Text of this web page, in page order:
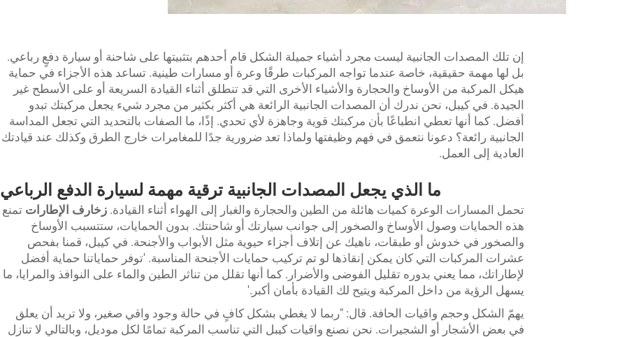
إن تلك المصدات الجانبية ليست مجرد أشياء جميلة الشكل قام أحدهم بتثبيتها على شاحنة أو سيارة دفعٍ رباعي.
بل لها مهمة حقيقية، خاصة عندما تواجه المركبات طرقًا وعرة أو مسارات طينية. تساعد هذه الأجزاء في حماية
هيكل المركبة من الأوساخ والحجارة والأشياء الأخرى التي قد تنطلق أثناء القيادة السريعة أو على الأسطح غير
الجيدة. في كيبل، نحن ندرك أن المصدات الجانبية الرائعة هي أكثر بكثير من مجرد شيء يجعل مركبتك تبدو
أفضل. كما أنها تعطي انطباعًا بأن مركبتك قوية وجاهزة لأي تحدي. إذًا، ما الصفات بالتحديد التي تجعل المداسة
الجانبية رائعة؟ دعونا نتعمق في فهم وظيفتها ولماذا تعد ضرورية جدًا للمغامرات خارج الطرق وكذلك عند قيادتك
العادية إلى العمل.
ما الذي يجعل المصدات الجانبية ترقية مهمة لسيارة الدفع الرباعي
تحمل المسارات الوعرة كميات هائلة من الطين والحجارة والغبار إلى الهواء أثناء القيادة. زخارف الإطارات تمنع
هذه الحمايات وصول الأوساخ والصخور إلى جوانب سيارتك أو شاحنتك. بدون الحمايات، ستتسبب الأوساخ
والصخور في خدوش أو طبقات، ناهيك عن إتلاف أجزاء حيوية مثل الأبواب والأجنحة. في كيبل، قمنا بفحص
عشرات المركبات التي كان يمكن إنقاذها لو تم تركيب حمايات الأجنحة المناسبة. 'توفر حماياتنا حماية أفضل
لإطاراتك، مما يعني بدوره تقليل الفوضى والأضرار. كما أنها تقلل من تناثر الطين والماء على النوافذ والمرايا، ما
يسهل الرؤية من داخل المركبة ويتيح لك القيادة بأمان أكبر.'
يهمّ الشكل وحجم واقيات الحافة. قال: "ربما لا يغطي بشكل كافٍ في حالة وجود واقي صغير، ولا تريد أن يعلق
في بعض الأشجار أو الشجيرات. نحن نصنع واقيات كيبل التي تناسب المركبة تمامًا لكل موديل، وبالتالي لا تنازل